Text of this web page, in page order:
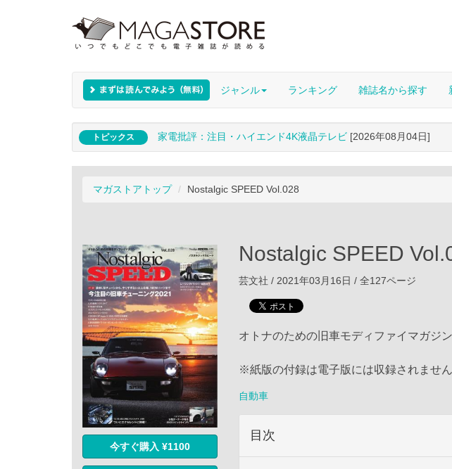
ジャンル ランキング 雑誌名から探す
トピックス 家電批評：注目・ハイエンド4K液晶テレビ [2026年08月04日]
マガストアトップ Nostalgic SPEED Vol.028
今すぐ購入 ¥1100
Nostalgic SPEED
芸文社 / 2021年03月16日 / 全127ページ
オトナのための旧車モディファイマガジン
※紙版の付録は電子版には収録されませ
自動車
目次